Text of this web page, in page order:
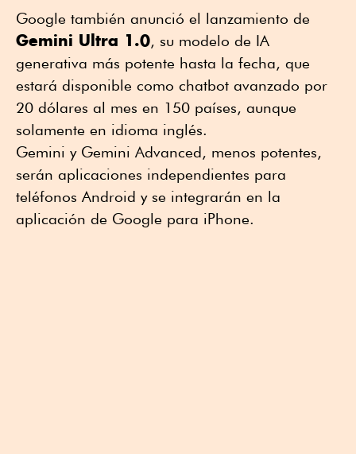
Google también anunció el lanzamiento de
Gemini Ultra 1.0, su modelo de IA
generativa más potente hasta la fecha, que
estará disponible como chatbot avanzado por
20 dólares al mes en 150 países, aunque
solamente en idioma inglés.
Gemini y Gemini Advanced, menos potentes,
serán aplicaciones independientes para
teléfonos Android y se integrarán en la
aplicación de Google para iPhone.